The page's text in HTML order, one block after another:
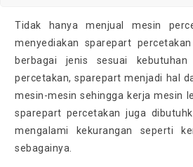
Tidak hanya menjual mesin
menyediakan sparepart
berbagai jenis sesuai
percetakan, sparepart menjadi hal
mesin-mesin sehingga kerja mesin
sparepart percetakan juga
mengalami kekurangan seperti
sebagainya.